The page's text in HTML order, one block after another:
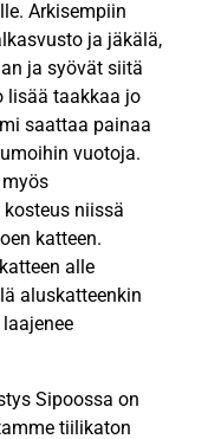
Arkisempiin
ja jäkälä,
ja syövät siitä
lisää taakkaa jo
saattaa painaa
vuotoja.
niissä
katteen.
alle
aluskatteenkin
Sipoossa on
tiilikaton